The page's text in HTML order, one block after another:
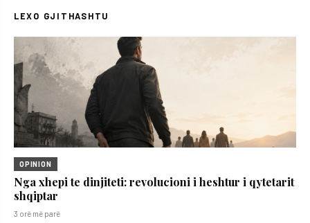
LEXO GJITHASHTU
OPINION
Nga xhepi te dinjiteti: revolucioni i heshtur i qytetarit
shqiptar
3 orë më parë